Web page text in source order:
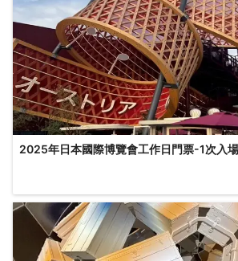
2025年日本國際博覽會工作日門票-1次入場